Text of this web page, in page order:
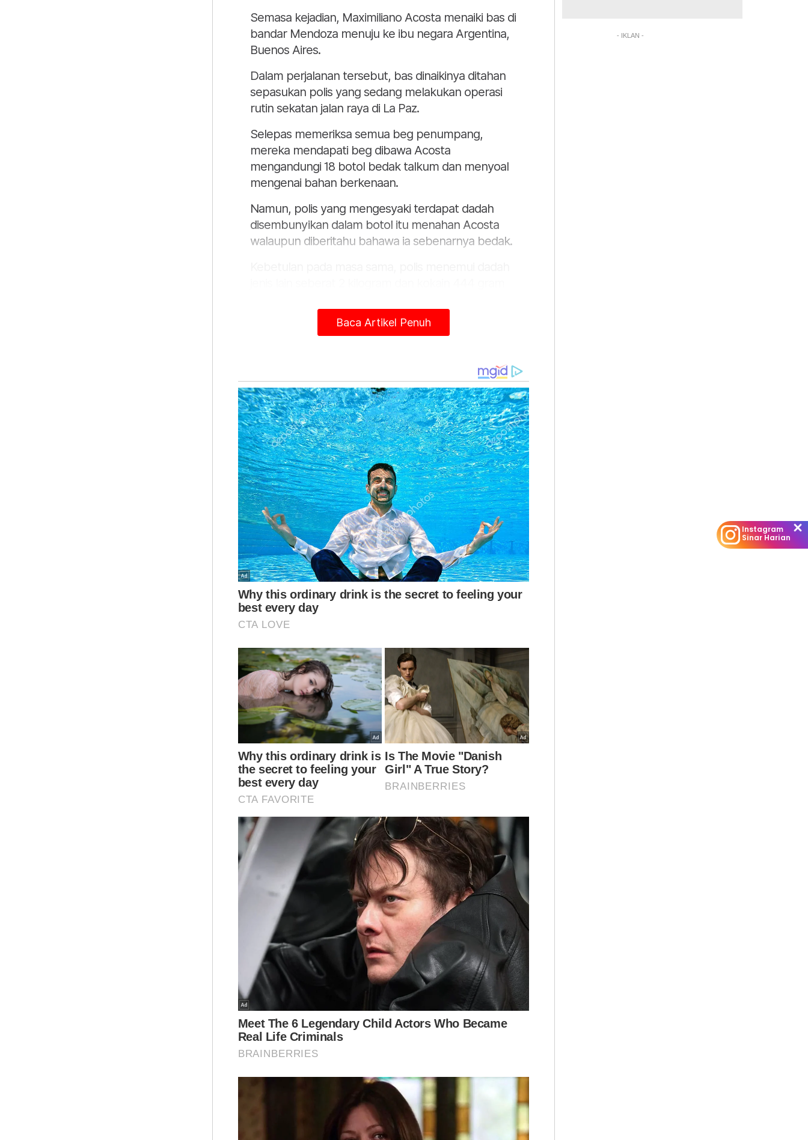
Semasa kejadian, Maximiliano Acosta menaiki bas di
bandar Mendoza menuju ke ibu negara Argentina,
Buenos Aires.
Dalam perjalanan tersebut, bas dinaikinya ditahan
sepasukan polis yang sedang melakukan operasi
rutin sekatan jalan raya di La Paz.
Selepas memeriksa semua beg penumpang,
mereka mendapati beg dibawa Acosta
mengandungi 18 botol bedak talkum dan menyoal
mengenai bahan berkenaan.
Namun, polis yang mengesyaki terdapat dadah
disembunyikan dalam botol itu menahan Acosta
walaupun diberitahu bahawa ia sebenarnya bedak.
Akibatnya, Acosta dimasukkan ke dalam penjara
tanpa siasatan lanjut dan tanpa memaklumkan
kepada keluarganya.
Dia ditahan reman selama 21 hari sehingga
keputusan ujian kedua yang mendapati bahan
putih itu bukannya heroin tetapi bedak talkum. -
Agensi
Artikel Berkaitan:
bergantung aplikasi tunjuk arah
Banduan Iran kantoi miliki dadah dalam penjara
JSJN tubuh pasukan khas siasat dron seludup dadah
dalam penjara
Muat turun aplikasi Sinar Harian. Klik di sini!
Berita Global Dadah
Artikel Disyorkan
GLOBAL
Nyamuk pembawa virus 'West Nile'
dikesan di Israel
MUHAMMAD SHAMSUL ABD
GHANI
08 Aug 2026 12:35pm
GLOBAL
GHANI
08 Aug 2026 11:49am
GLOBAL
Baca Artikel Penuh
- IKLAN -
Instagram
Sinar Harian